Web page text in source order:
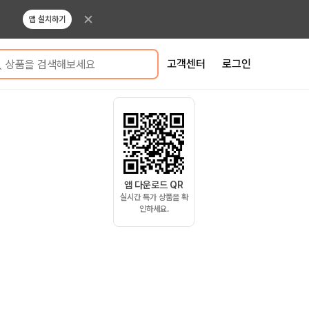
앱 설치하기
상품을 검색해보세요 고객센터 로그인
앱 다운로드 QR
실시간 특가 상품을 확
인하세요.